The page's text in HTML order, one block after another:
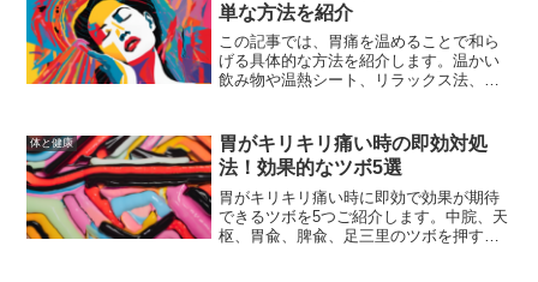
単な方法を紹介
この記事では、胃痛を温めることで和ら
げる具体的な方法を紹介します。温かい
飲み物や温熱シート、リラックス法、消
体と健康
胃がキリキリ痛い時の即効対処
法！効果的なツボ5選
胃がキリキリ痛い時に即効で効果が期待
できるツボを5つご紹介します。中脘、天
枢、胃兪、脾兪、足三里のツボを押すこ